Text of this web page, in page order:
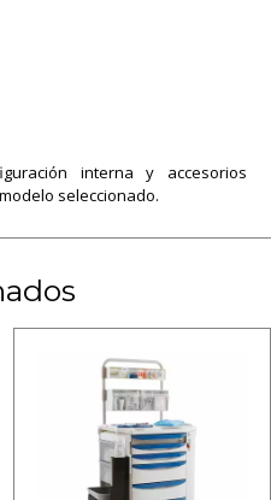
interna y accesorios
seleccionado.